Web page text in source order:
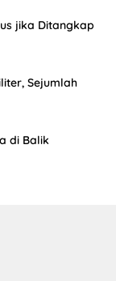
jika Ditangkap
Sejumlah
di Balik